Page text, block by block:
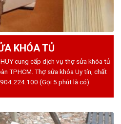
KHÓA TỦ
cung cấp dịch vụ thợ sửa khóa tủ
TPHCM. Thợ sửa khóa Uy tín, chất
(Gọi 5 phút là có)